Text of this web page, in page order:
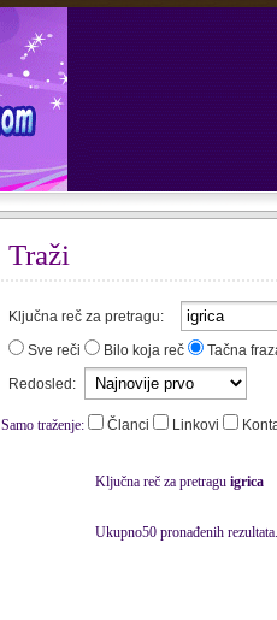
Traži
Ključna reč za pretragu:
Sve reči
Bilo koja reč
Tačna
Redosled:
Samo traženje: Članci Linkovi
Ključna reč za pretragu igrica
Ukupno50 pronađenih rezultata.